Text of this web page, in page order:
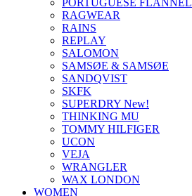
PORTUGUESE FLANNEL
RAGWEAR
RAINS
REPLAY
SALOMON
SAMSØE & SAMSØE
SANDQVIST
SKFK
SUPERDRY New!
THINKING MU
TOMMY HILFIGER
UCON
VEJA
WRANGLER
WAX LONDON
WOMEN